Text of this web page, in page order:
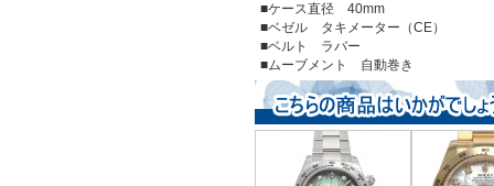
■ケース直径 40mm
■ベゼル タキメーター（CE）
■ベルト ラバー
■ムーブメント 自動巻き